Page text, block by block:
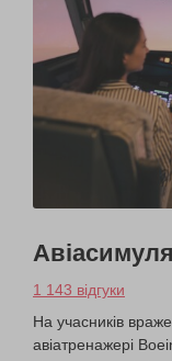
1 143 відгуки
На учасників
авіатренажері